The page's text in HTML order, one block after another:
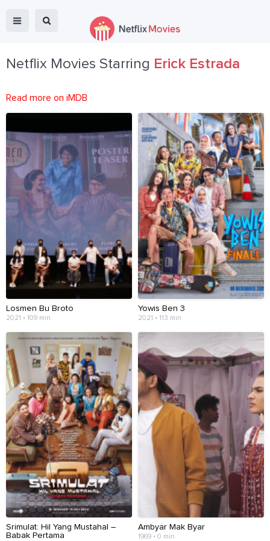
Netflix Movies Starring Erick Estrada
Read more on iMDB
Losmen Bu Broto
2021 • 109 min
Yowis Ben 3
2021 • 113 min
Srimulat: Hil Yang Mustahal –
Babak Pertama
Ambyar Mak Byar
1969 • 0 min